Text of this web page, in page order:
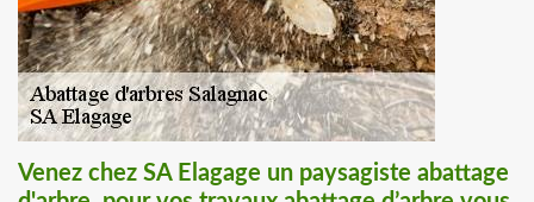
Venez chez SA Elagage un paysagiste abattage